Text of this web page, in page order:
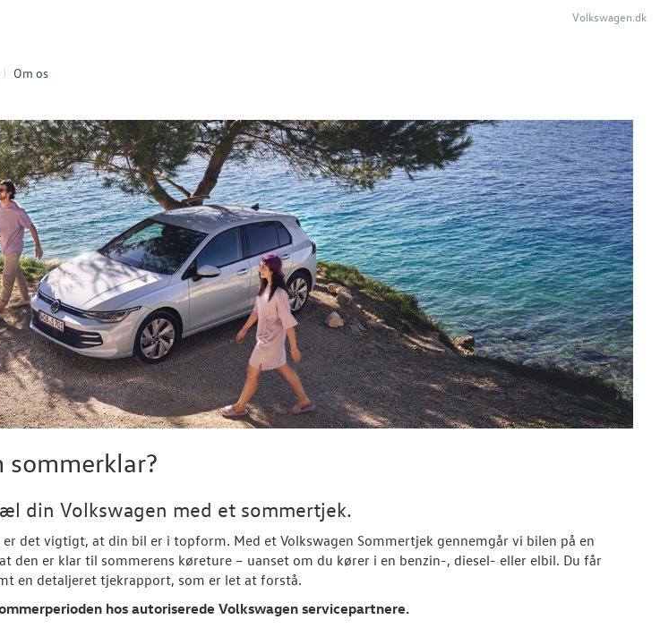
Om os
Volkswagen.dk
sommerklar?
din Volkswagen med et sommertjek.
er det vigtigt, at din bil er i topform. Med et Volkswagen Sommertjek gennemgår vi bilen på en
den er klar til sommerens køreture – uanset om du kører i en benzin-, diesel- eller elbil. Du får
en detaljeret tjekrapport, som er let at forstå.
hos autoriserede Volkswagen servicepartnere.